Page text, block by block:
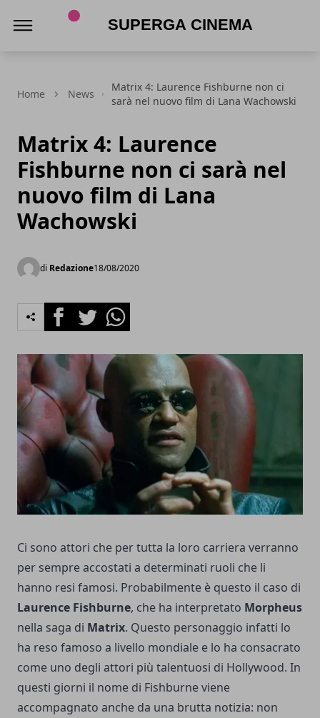
Home News
Matrix 4: Laurence Fishburne non ci
sarà nel nuovo film di Lana Wachowski
Matrix 4: Laurence
Fishburne non ci sarà nel
nuovo film di Lana
Wachowski
di Redazione18/08/2020
FacebookTwitterWhatsapp
Ci sono attori che per tutta la loro carriera verranno
per sempre accostati a determinati ruoli che li
hanno resi famosi. Probabilmente è questo il caso di
Laurence Fishburne, che ha interpretato Morpheus
nella saga di Matrix. Questo personaggio infatti lo
ha reso famoso a livello mondiale e lo ha consacrato
come uno degli attori più talentuosi di Hollywood. In
questi giorni il nome di Fishburne viene
accompagnato anche da una brutta notizia: non